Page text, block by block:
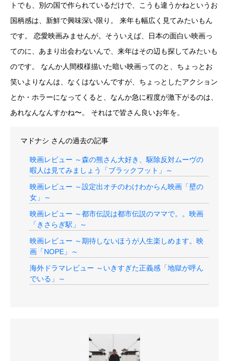
トでも、別の国で作られているだけで、こうも違うかねというお
国柄感は、新鮮で興味深い限り。 来年も幅広く見てみたいもん
です。 恋愛映画みませんが。そういえば、日本の面白い映画っ
てのに、あまり出会わないんで、来年はその辺も探してみたいも
のです。 なんか人間模様描いた暗い映画ってのと、ちょっとお
笑いよりなんは、なくはないんですが、ちょっとしたアクション
とか・ホラーになってくると、なんか急に程度が激下がるのは、
あれなんなんすかね〜。 それはで皆さん良いお年を。
マドナシ さんの過去の記事
映画レビュー ～森の熊さん大好き、駆除反対ムーヴの
暇人は見てみましょう「ブラックフット」～
映画レビュー ～設定出オチのわけわからん映画「壁の
女」～
映画レビュー ～都市伝説は都市伝説のママで。。映画
「きさらぎ駅」～
映画レビュー ～期待しないほうが人生楽しめます。映
画「NOPE」～
海外ドラマレビュー ～いきすぎた正義感「地獄が呼ん
でいる」～